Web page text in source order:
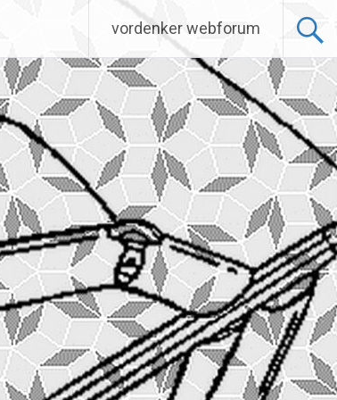
vordenker webforum